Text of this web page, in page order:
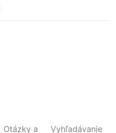
Otázky a
Vyhľadávanie